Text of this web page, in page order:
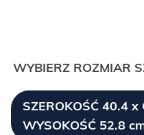
WYBIERZ ROZMIAR
SZEROKOŚĆ 40.4
WYSOKOŚĆ 52.8